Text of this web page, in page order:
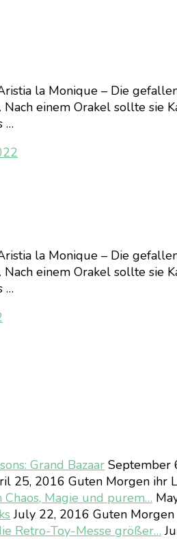
la Monique – Die
einem Orakel sollte sie
…
la Monique – Die
einem Orakel sollte sie
…
Grand Bazaar September
25, 2016 Guten Morgen ihr
Magie und purem…
July 22, 2016 Guten
Retro-Toy-Messe größer…